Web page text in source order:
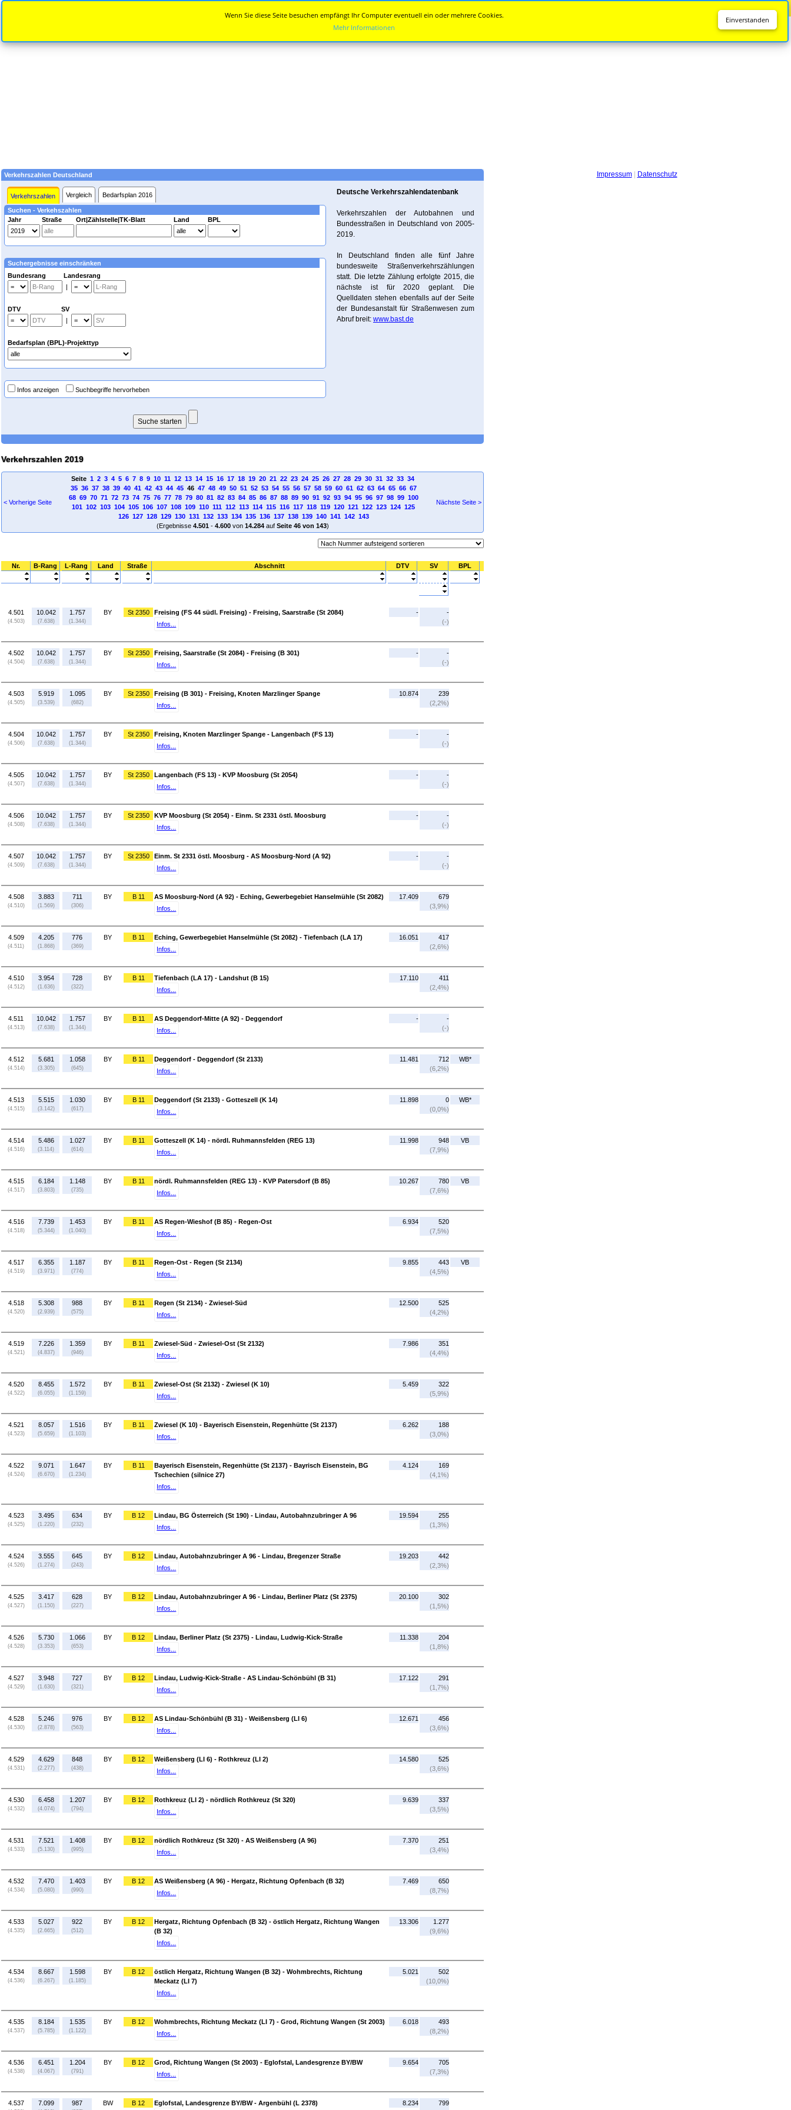
Verkehrszahlen Deutschland
Verkehrszahlen Vergleich Bedarfsplan 2016
Suchen - Verkehszahlen
Jahr
Straße Ort|Zählstelle|TK-Blatt Land BPL
Suchergebnisse einschränken
Bundesrang Landesrang
|
DTV SV
|
Bedarfsplan (BPL)-Projekttyp
Infos anzeigen Suchbegriffe hervorheben
Deutsche Verkehrszahlendatenbank
Verkehrszahlen der Autobahnen und
Bundesstraßen in Deutschland von 2005-
2019.
In Deutschland finden alle fünf Jahre
bundesweite Straßenverkehrszählungen
statt. Die letzte Zählung erfolgte 2015, die
nächste ist für 2020 geplant. Die
Quelldaten stehen ebenfalls auf der Seite
der Bundesanstalt für Straßenwesen zum
Abruf breit: www.bast.de
Verkehrszahlen 2019
< Vorherige Seite
Seite 1 2 3 4 5 6 7 8 9 10 11 12 13 14 15 16 17 18 19 20 21 22 23 24 25 26 27 28 29 30 31 32 33 34
35 36 37 38 39 40 41 42 43 44 4546 47 48 49 50 51 52 53 54 55 56 57 58 59 60 61 62 63 64 65 66 67
68 69 70 71 72 73 74 75 76 77 78 79 80 81 82 83 84 85 86 87 88 89 90 91 92 93 94 95 96 97 98 99 100
101 102 103 104 105 106 107 108 109 110 111 112 113 114 115 116 117 118 119 120 121 122 123 124 125
126 127 128 129 130 131 132 133 134 135 136 137 138 139 140 141 142 143
(Ergebnisse 4.501- 4.600von 14.284auf Seite 46 von 143)
Nächste Seite >
Nr. B-Rang L-Rang Land Straße Abschnitt DTV SV BPL
4.501
(4.503)
10.042
(7.638)
1.757
(1.344)
BY St 2350
Freising (FS 44 südl. Freising) - Freising, Saarstraße (St 2084)
Infos...
-
-
(-)
4.502
(4.504)
10.042
(7.638)
1.757
(1.344)
BY St 2350
Freising, Saarstraße (St 2084) - Freising (B 301)
Infos...
-
-
(-)
4.503
(4.505)
5.919
(3.539)
1.095
(682)
BY St 2350
Freising (B 301) - Freising, Knoten Marzlinger Spange
Infos...
10.874
239
(2,2%)
4.504
(4.506)
10.042
(7.638)
1.757
(1.344)
BY St 2350
Freising, Knoten Marzlinger Spange - Langenbach (FS 13)
Infos...
-
-
(-)
4.505
(4.507)
10.042
(7.638)
1.757
(1.344)
BY St 2350
Langenbach (FS 13) - KVP Moosburg (St 2054)
Infos...
-
-
(-)
4.506
(4.508)
10.042
(7.638)
1.757
(1.344)
BY St 2350
KVP Moosburg (St 2054) - Einm. St 2331 östl. Moosburg
Infos...
-
-
(-)
4.507
(4.509)
10.042
(7.638)
1.757
(1.344)
BY St 2350
Einm. St 2331 östl. Moosburg - AS Moosburg-Nord (A 92)
Infos...
-
-
(-)
4.508
(4.510)
3.883
(1.569)
711
(306)
BY B 11
AS Moosburg-Nord (A 92) - Eching, Gewerbegebiet Hanselmühle (St 2082)
Infos...
17.409
679
(3,9%)
4.509
(4.511)
4.205
(1.868)
776
(369)
BY B 11
Eching, Gewerbegebiet Hanselmühle (St 2082) - Tiefenbach (LA 17)
Infos...
16.051
417
(2,6%)
4.510
(4.512)
3.954
(1.636)
728
(322)
BY B 11
Tiefenbach (LA 17) - Landshut (B 15)
Infos...
17.110
411
(2,4%)
4.511
(4.513)
10.042
(7.638)
1.757
(1.344)
BY B 11
AS Deggendorf-Mitte (A 92) - Deggendorf
Infos...
-
-
(-)
4.512
(4.514)
5.681
(3.305)
1.058
(645)
BY B 11
Deggendorf - Deggendorf (St 2133)
Infos...
11.481
712
(6,2%)
WB*
4.513
(4.515)
5.515
(3.142)
1.030
(617)
BY B 11
Deggendorf (St 2133) - Gotteszell (K 14)
Infos...
11.898
0
(0,0%)
WB*
4.514
(4.516)
5.486
(3.114)
1.027
(614)
BY B 11
Gotteszell (K 14) - nördl. Ruhmannsfelden (REG 13)
Infos...
11.998
948
(7,9%)
VB
4.515
(4.517)
6.184
(3.803)
1.148
(735)
BY B 11
nördl. Ruhmannsfelden (REG 13) - KVP Patersdorf (B 85)
Infos...
10.267
780
(7,6%)
VB
4.516
(4.518)
7.739
(5.344)
1.453
(1.040)
BY B 11
AS Regen-Wieshof (B 85) - Regen-Ost
Infos...
6.934
520
(7,5%)
4.517
(4.519)
6.355
(3.971)
1.187
(774)
BY B 11
Regen-Ost - Regen (St 2134)
Infos...
9.855
443
(4,5%)
VB
4.518
(4.520)
5.308
(2.939)
988
(575)
BY B 11
Regen (St 2134) - Zwiesel-Süd
Infos...
12.500
525
(4,2%)
4.519
(4.521)
7.226
(4.837)
1.359
(946)
BY B 11
Zwiesel-Süd - Zwiesel-Ost (St 2132)
Infos...
7.986
351
(4,4%)
4.520
(4.522)
8.455
(6.055)
1.572
(1.159)
BY B 11
Zwiesel-Ost (St 2132) - Zwiesel (K 10)
Infos...
5.459
322
(5,9%)
4.521
(4.523)
8.057
(5.659)
1.516
(1.103)
BY B 11
Zwiesel (K 10) - Bayerisch Eisenstein, Regenhütte (St 2137)
Infos...
6.262
188
(3,0%)
4.522
(4.524)
9.071
(6.670)
1.647
(1.234)
BY B 11
Bayerisch Eisenstein, Regenhütte (St 2137) - Bayrisch Eisenstein, BG
Tschechien (silnice 27)
Infos...
4.124
169
(4,1%)
4.523
(4.525)
3.495
(1.220)
634
(232)
BY B 12
Lindau, BG Österreich (St 190) - Lindau, Autobahnzubringer A 96
Infos...
19.594
255
(1,3%)
4.524
(4.526)
3.555
(1.274)
645
(243)
BY B 12
Lindau, Autobahnzubringer A 96 - Lindau, Bregenzer Straße
Infos...
19.203
442
(2,3%)
4.525
(4.527)
3.417
(1.150)
628
(227)
BY B 12
Lindau, Autobahnzubringer A 96 - Lindau, Berliner Platz (St 2375)
Infos...
20.100
302
(1,5%)
4.526
(4.528)
5.730
(3.353)
1.066
(653)
BY B 12
Lindau, Berliner Platz (St 2375) - Lindau, Ludwig-Kick-Straße
Infos...
11.338
204
(1,8%)
4.527
(4.529)
3.948
(1.630)
727
(321)
BY B 12
Lindau, Ludwig-Kick-Straße - AS Lindau-Schönbühl (B 31)
Infos...
17.122
291
(1,7%)
4.528
(4.530)
5.246
(2.878)
976
(563)
BY B 12
AS Lindau-Schönbühl (B 31) - Weißensberg (LI 6)
Infos...
12.671
456
(3,6%)
4.529
(4.531)
4.629
(2.277)
848
(438)
BY B 12
Weißensberg (LI 6) - Rothkreuz (LI 2)
Infos...
14.580
525
(3,6%)
4.530
(4.532)
6.458
(4.074)
1.207
(794)
BY B 12
Rothkreuz (LI 2) - nördlich Rothkreuz (St 320)
Infos...
9.639
337
(3,5%)
4.531
(4.533)
7.521
(5.130)
1.408
(995)
BY B 12
nördlich Rothkreuz (St 320) - AS Weißensberg (A 96)
Infos...
7.370
251
(3,4%)
4.532
(4.534)
7.470
(5.080)
1.403
(990)
BY B 12
AS Weißensberg (A 96) - Hergatz, Richtung Opfenbach (B 32)
Infos...
7.469
650
(8,7%)
4.533
(4.535)
5.027
(2.665)
922
(512)
BY B 12
Hergatz, Richtung Opfenbach (B 32) - östlich Hergatz, Richtung Wangen
(B 32)
Infos...
13.306
1.277
(9,6%)
4.534
(4.536)
8.667
(6.267)
1.598
(1.185)
BY B 12
östlich Hergatz, Richtung Wangen (B 32) - Wohmbrechts, Richtung
Meckatz (LI 7)
Infos...
5.021
502
(10,0%)
4.535
(4.537)
8.184
(5.785)
1.535
(1.122)
BY B 12
Wohmbrechts, Richtung Meckatz (LI 7) - Grod, Richtung Wangen (St 2003)
Infos...
6.018
493
(8,2%)
4.536
(4.538)
6.451
(4.067)
1.204
(791)
BY B 12
Grod, Richtung Wangen (St 2003) - Eglofstal, Landesgrenze BY/BW
Infos...
9.654
705
(7,3%)
4.537 7.099 987 BW B 12 Eglofstal, Landesgrenze BY/BW - Argenbühl (L 2378) 8.234
799
Impressum| Datenschutz
Einverstanden
Wenn Sie diese Seite besuchen empfängt Ihr Computer eventuell ein oder mehrere Cookies.
Mehr Informationen